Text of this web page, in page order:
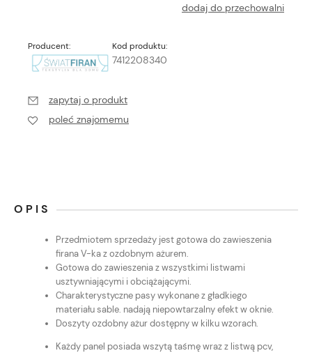
dodaj do przechowalni
Producent: Kod produktu:
7412208340
zapytaj o produkt
poleć znajomemu
OPIS
Przedmiotem sprzedaży jest gotowa do zawieszenia
firana V-ka z ozdobnym ażurem.
Gotowa do zawieszenia z wszystkimi listwami
usztywniającymi i obciążającymi.
Charakterystyczne pasy wykonane z gładkiego
materiału sable. nadają niepowtarzalny efekt w oknie.
Doszyty ozdobny ażur dostępny w kilku wzorach.
Każdy panel posiada wszytą taśmę wraz z listwą pcv,